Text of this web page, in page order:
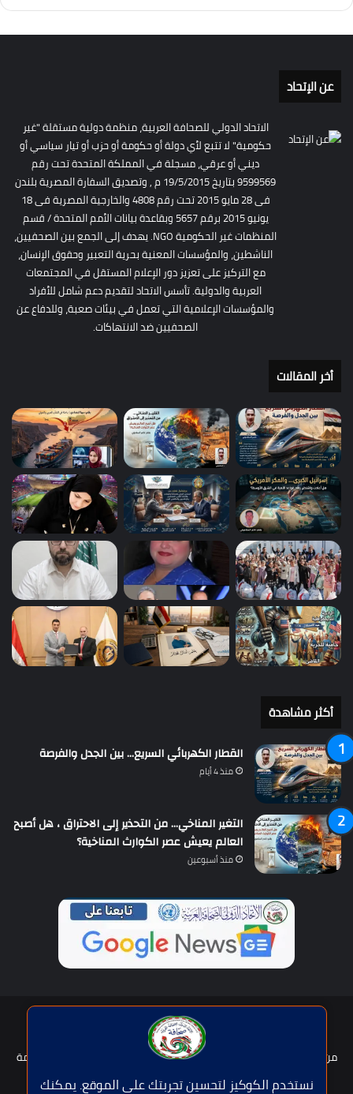
نستخدم الكوكيز لتحسين تجربتك على الموقع. يمكنك
عن الإتحاد
الاتحاد الدولي للصحافة العربية، منظمة دولية مستقلة "غير
حكومية" لا تتبع لأي دولة أو حكومة أو حزب أو تيار سياسي أو
ديني أو عرقي، مسجلة في المملكة المتحدة تحت رقم
9599569 بتاريخ 19/5/2015 م , وتصديق السفارة المصرية بلندن
فى 28 مايو 2015 تحت رقم 4808 والخارجية المصرية فى 18
يونيو 2015 برقم 5657 وبقاعدة بيانات الأمم المتحدة / قسم
المنظمات غير الحكومية NGO. يهدف إلى الجمع بين الصحفيين،
الناشطين، والمؤسسات المعنية بحرية التعبير وحقوق الإنسان،
مع التركيز على تعزيز دور الإعلام المستقل في المجتمعات
العربية والدولية. تأسس الاتحاد لتقديم دعم شامل للأفراد
والمؤسسات الإعلامية التي تعمل في بيئات صعبة، وللدفاع عن
الصحفيين ضد الانتهاكات.
أخر المقالات
أكثر مشاهدة
القطار الكهربائي السريع… بين الجدل والفرصة
منذ 4 أيام
التغير المناخي… من التحذير إلى الاحتراق ، هل أصبح
العالم يعيش عصر الكوارث المناخية؟
منذ أسبوعين
حقوق النشر © | جميع الحقوق محفوظة للاتحاد الدولى للصحافة العربية
2026
من نحن؟
عضوية الإتحاد سياسة الخصوصية
شروط الخدمة